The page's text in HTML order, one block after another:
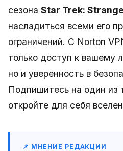
сезона Star Trek:
насладиться всеми его
ограничений. С Norton
только доступ к вашему
но и уверенность в
Подпишитесь на один из
откройте для себя
📌 МНЕНИЕ РЕДАКЦИИ